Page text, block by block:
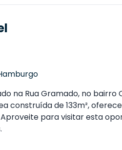
na Rua Gramado, no bairro
construída de 133m²,
para visitar esta